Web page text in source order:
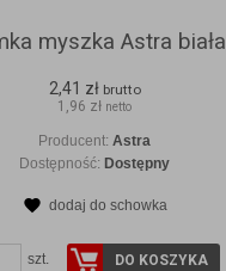
myszka Astra biała
2,41 zł brutto
1,96 zł netto
Producent: Astra
Dostępność: Dostępny
dodaj do schowka
szt. DO KOSZYKA